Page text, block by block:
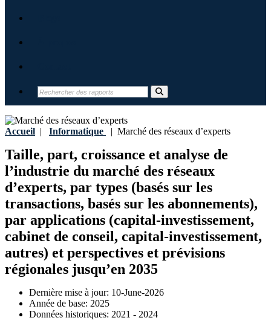
Accueil | Informatique | Marché des réseaux d’experts
Taille, part, croissance et analyse de
l’industrie du marché des réseaux
d’experts, par types (basés sur les
transactions, basés sur les abonnements),
par applications (capital-investissement,
cabinet de conseil, capital-investissement,
autres) et perspectives et prévisions
régionales jusqu’en 2035
Dernière mise à jour: 10-June-2026
Année de base: 2025
Données historiques: 2021 - 2024